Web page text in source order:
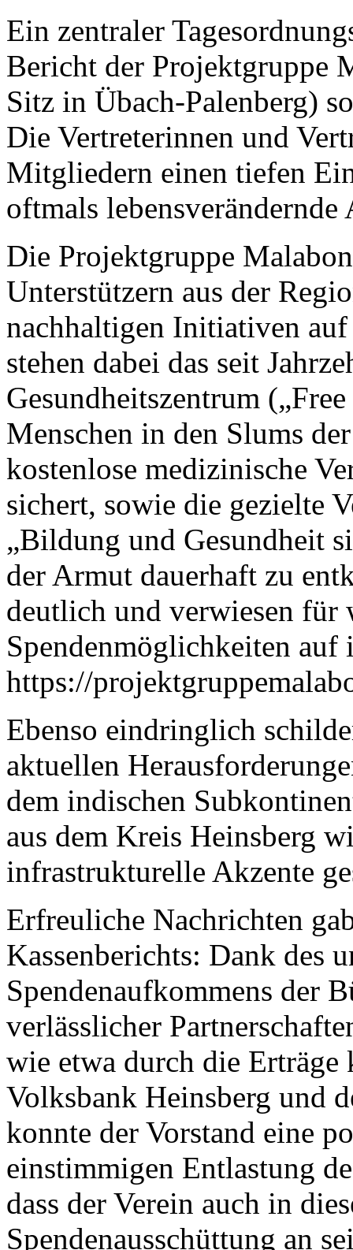
Ein zentraler
Bericht der Projektgruppe
Sitz in Übach-Palenberg)
Die Vertreterinnen und
Mitgliedern einen tiefen
oftmals
Die Projektgruppe
Unterstützern aus der
nachhaltigen Initiativen
stehen dabei das seit
Gesundheitszentrum
Menschen in den Slums
kostenlose medizinische
sichert, sowie die gezielte
„Bildung und Gesundheit
der Armut dauerhaft zu
deutlich und verwiesen
Spendenmöglichkeiten auf
https://
Ebenso eindringlich
aktuellen
dem indischen
aus dem Kreis Heinsberg
infrastrukturelle Akzente
Erfreuliche Nachrichten
Kassenberichts: Dank des
Spendenaufkommens der
verlässlicher
wie etwa durch die
Volksbank Heinsberg und
konnte der Vorstand eine
einstimmigen Entlastung
dass der Verein auch in
Spendenausschüttung an